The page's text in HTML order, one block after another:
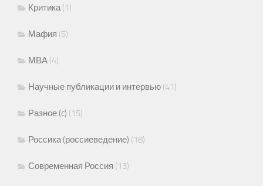
Критика(1)
Мафия (5)
МВА (4)
Научные публикации и интервью (41)
Разное (c) (15)
Россика (россиеведение) (18)
Современная Россия (13)